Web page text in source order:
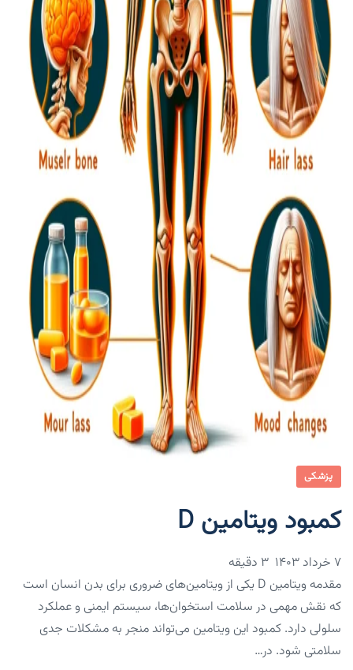
پزشکی
کمبود ویتامین D
۷ خرداد ۱۴۰۳
مقدمه ویتامین D یکی از ویتامین‌های ضروری برای بدن انسان است
که نقش مهمی در سلامت استخوان‌ها، سیستم ایمنی و عملکرد
سلولی دارد. کمبود این ویتامین می‌تواند منجر به مشکلات جدی
سلامتی شود. در…